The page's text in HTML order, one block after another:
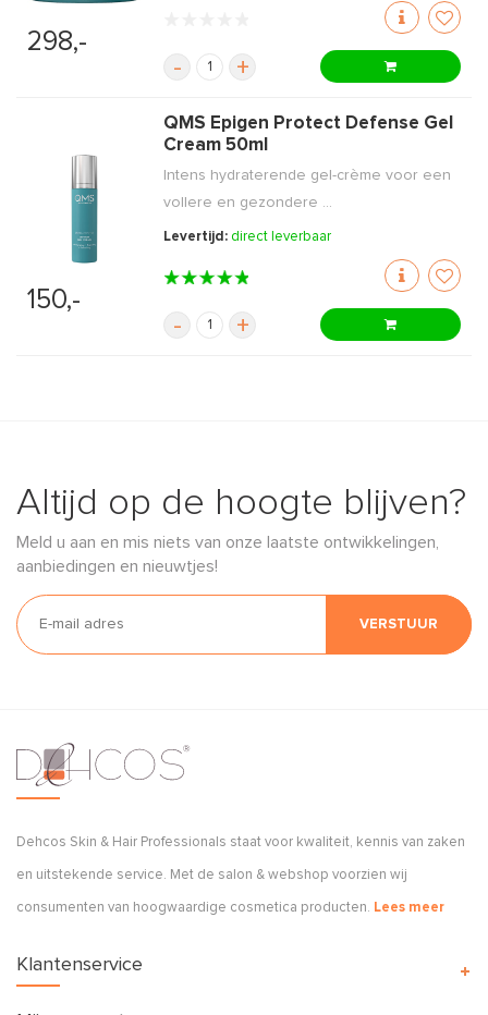
298,-
- +
150,-
QMS Epigen Protect Defense Gel
Cream 50ml
Intens hydraterende gel-crème voor een
vollere en gezondere ...
Levertijd: direct leverbaar
- +
Altijd op de hoogte blijven?
Meld u aan en mis niets van onze laatste ontwikkelingen,
aanbiedingen en nieuwtjes!
VERSTUUR
Dehcos Skin & Hair Professionals staat voor kwaliteit, kennis van zaken
en uitstekende service. Met de salon & webshop voorzien wij
consumenten van hoogwaardige cosmetica producten. Lees meer
Klantenservice